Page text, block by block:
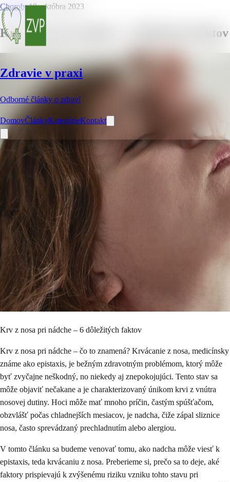
Zdravie v praxi
Odborné články o zdraví
DomovČlánkyKategórieKontakt
Choroby19. októbra 2023
Krv z nosa pri nádche – 6 dôležitých faktov
Krv z nosa pri nádche – 6 dôležitých faktov
Krv z nosa pri nádche – čo to znamená? Krvácanie z nosa, medicínsky
známe ako epistaxis, je bežným zdravotným problémom, ktorý môže
byť zvyčajne neškodný, no niekedy aj znepokojujúci. Tento stav sa
môže objaviť nečakane a je charakterizovaný únikom krvi z vnútra
nosovej dutiny. Hoci môže mať mnoho príčin, častým spúšťačom,
obzvlášť počas chladnejších mesiacov, je nadcha, čiže zápal sliznice
nosa, často sprevádzaný prechladnutím alebo alergiou.
V tomto článku sa budeme venovať tomu, ako nadcha môže viesť k
epistaxis, teda krvácaniu z nosa. Preberieme si, prečo sa to deje, aké
faktory prispievajú k zvýšenému riziku vzniku tohto stavu pri